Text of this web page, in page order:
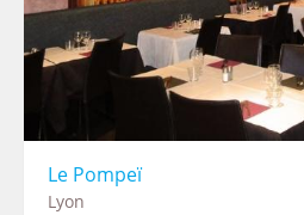
Le Pompeï
Lyon